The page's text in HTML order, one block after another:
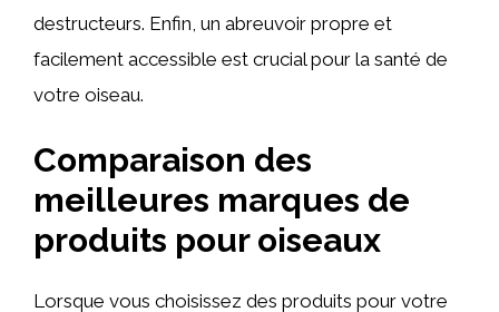
destructeurs. Enfin, un abreuvoir propre et
facilement accessible est crucial pour la santé de
votre oiseau.
Comparaison des
meilleures marques de
produits pour oiseaux
Lorsque vous choisissez des produits pour votre